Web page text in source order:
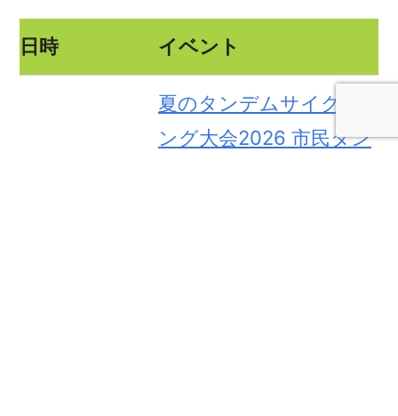
日時 イベント
夏のタンデムサイクリ
ング大会2026 市民タン